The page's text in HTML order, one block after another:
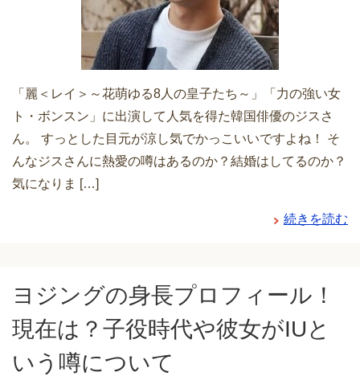
「麗＜レイ＞～花萌ゆる8人の皇子たち～」「力の強い女
ト・ボンスン」に出演して人気を得た韓国俳優のジスさ
ん。 すっとした目元が涼し気でかっこいいですよね！ そ
んなジスさんに熱愛の噂はあるのか？結婚はしてるのか？
気になりま […]
続きを読む
ヨジングの身長プロフィール！
現在は？子役時代や彼女がIUと
いう噂について